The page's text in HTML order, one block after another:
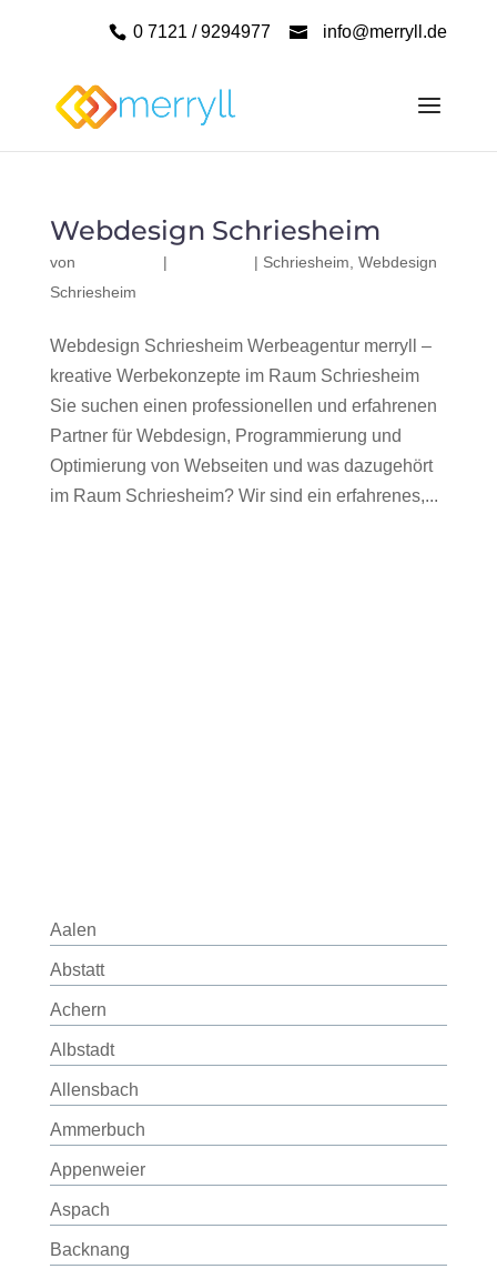
0 7121 / 9294977 info@merryll.de
Webdesign Schriesheim
von | | Schriesheim Webdesign
Schriesheim
Webdesign Schriesheim Werbeagentur merryll –
kreative Werbekonzepte im Raum Schriesheim
Sie suchen einen professionellen und erfahrenen
Partner für Webdesign, Programmierung und
Optimierung von Webseiten und was dazugehört
im Raum Schriesheim? Wir sind ein erfahrenes,...
Aalen
Abstatt
Achern
Albstadt
Allensbach
Ammerbuch
Appenweier
Aspach
Backnang